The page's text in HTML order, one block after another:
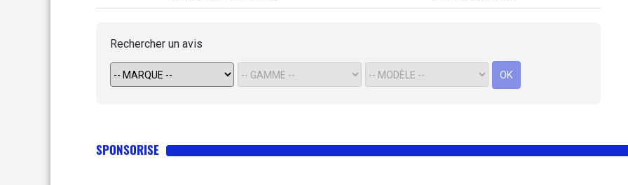
Rechercher un avis
OK
SPONSORISE